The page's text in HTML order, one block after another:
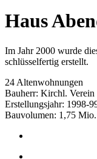
Haus
Im Jahr 2000 wurde
schlüsselfertig erstellt.
24 Altenwohnungen
Bauherr: Kirchl. Verein
Erstellungsjahr: 1998-
Bauvolumen: 1,75